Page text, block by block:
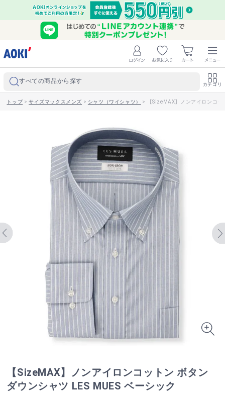
すべての商品から探す カテゴリ
トップ>サイズマックスメンズ > シャツ（ワイシャツ） > 【SizeMAX】ノンアイロンコ
【SizeMAX】ノンアイロンコットン ボタン
ダウンシャツ LES MUES ベーシック